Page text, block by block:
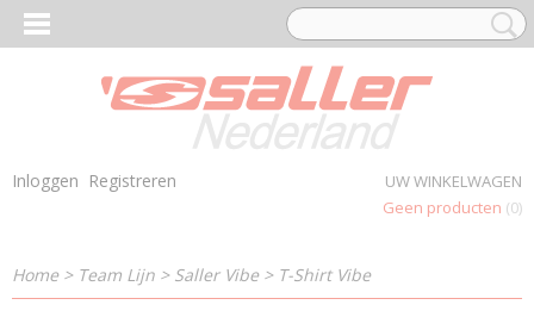
Inloggen Registreren
UW WINKELWAGEN
Geen producten (0)
Home> Team Lijn > Saller Vibe> T-Shirt Vibe